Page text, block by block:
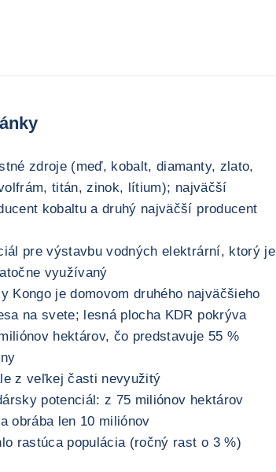
zdroje (meď, kobalt, diamanty, zlato,
titán, zinok, lítium); najväčší
kobaltu a druhý najväčší producent
pre výstavbu vodných elektrární, ktorý je
využívaný
Kongo je domovom druhého najväčšieho
na svete; lesná plocha KDR pokrýva
hektárov, čo predstavuje 55 %
z veľkej časti nevyužitý
potenciál: z 75 miliónov hektárov
obrába len 10 miliónov
rastúca populácia (ročný rast o 3 %)